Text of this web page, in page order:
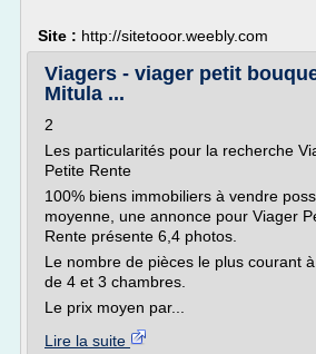
Site : http://sitetooor.weebly.com
Viagers - viager petit
Mitula ...
2
Les particularités pour la recherche
Petite Rente
100% biens immobiliers à vendre
moyenne, une annonce pour Viager
Rente présente 6,4 photos.
Le nombre de pièces le plus courant
de 4 et 3 chambres.
Le prix moyen par...
Lire la suite